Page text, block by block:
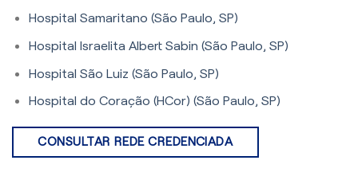
Hospital Samaritano (São Paulo, SP)
Hospital Israelita Albert Sabin (São Paulo, SP)
Hospital São Luiz (São Paulo, SP)
Hospital do Coração (HCor) (São Paulo, SP)
CONSULTAR REDE CREDENCIADA